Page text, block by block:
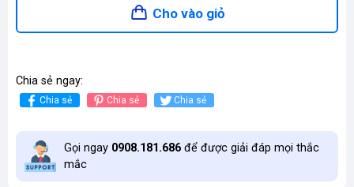
Cho vào giỏ
Chia sẻ ngay:
Chia sẻ Chia sẻ Chia sẻ
Gọi ngay 0908.181.686 để được giải đáp mọi thắc
mắc